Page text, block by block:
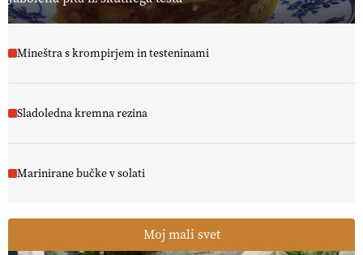
Mineštra s krompirjem in testeninami
Sladoledna kremna rezina
Marinirane bučke v solati
Moj mali svet